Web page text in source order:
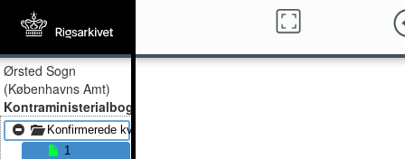
Ørsted Sogn
(Københavns Amt)
Kontraministerialbog
Konfirmerede kvinder 1841 - Konfirmerede kvinder 1853
1